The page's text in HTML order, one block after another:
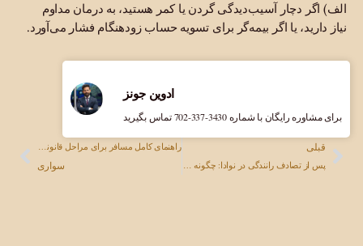
الف) اگر دچار آسیب‌دیدگی گردن یا کمر هستید، به درمان مداوم
نیاز دارید، یا اگر بیمه‌گر برای تسویه حساب زودهنگام فشار می‌آورد.
قبلی
پس از تصادف رانندگی در نوادا: چگونه با پلیس تعامل داشته باشیم بدون اینکه به ادعای شما آسیبی برسد
راهنمای کامل مسافر برای مراحل قانونی آسیب دیدگی در اوبر یا لیفت
سواری
ادوین جونز
برای مشاوره رایگان با شماره ‎702-337-3430 تماس بگیرید